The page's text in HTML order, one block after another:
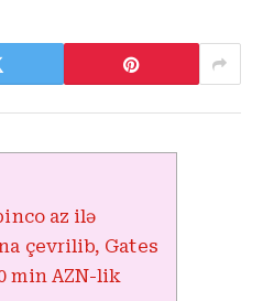
az ilə
çevrilib, Gates
min AZN-lik